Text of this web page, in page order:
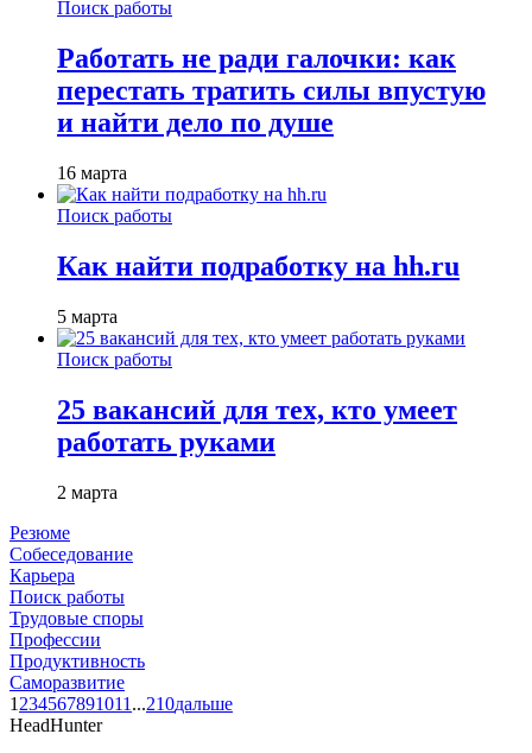
Поиск работы
Работать не ради галочки: как
перестать тратить силы впустую
и найти дело по душе
16 марта
Поиск работы
Как найти подработку на hh.ru
5 марта
Поиск работы
25 вакансий для тех, кто умеет
работать руками
2 марта
Резюме
Собеседование
Карьера
Поиск работы
Трудовые споры
Профессии
Продуктивность
Саморазвитие
1 234567891011 ...210дальше
HeadHunter